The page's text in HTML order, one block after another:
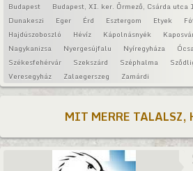
Budapest
Budapest, XI. ker. Őrmező, Csárda utca
Dunakeszi
Eger Érd Esztergom Etyek
Hajdúszoboszló
Hévíz Kápolnásnyék
Nagykanizsa
Nyergesújfalu Nyíregyháza
Székesfehérvár
Szekszárd Széphalma
Veresegyház
Zalaegerszeg Zamárdi
MIT MERRE TALALSZ,